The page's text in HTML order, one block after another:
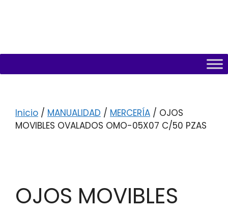
Inicio / MANUALIDAD / MERCERÍA / OJOS
MOVIBLES OVALADOS OMO-05X07 C/50 PZAS
OJOS MOVIBLES